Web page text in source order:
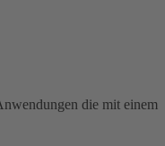
die mit einem